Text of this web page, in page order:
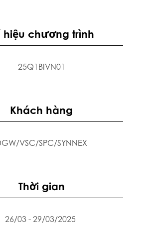
hiệu chương trình
25Q1BIVN01
Khách hàng
VSC/SPC/SYNNEX
Thời gian
26/03 - 29/03/2025